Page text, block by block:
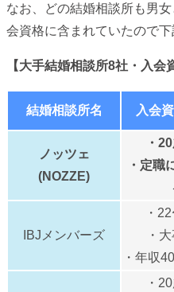
なお、どの結婚相談所も男女
会資格に含まれていたので下
【大手結婚相談所8社・入会
結婚相談所名 入会
ノッツェ
(NOZZE)
・
・定職
IBJメンバーズ
・
・
・年収
・